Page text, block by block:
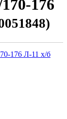
176